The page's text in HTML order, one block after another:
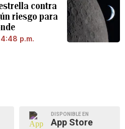
contra
riesgo para
p.m.
DISPONIBLE EN
App Store